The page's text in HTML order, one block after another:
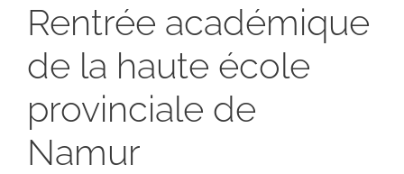
Rentrée académique
de la haute école
provinciale de
Namur